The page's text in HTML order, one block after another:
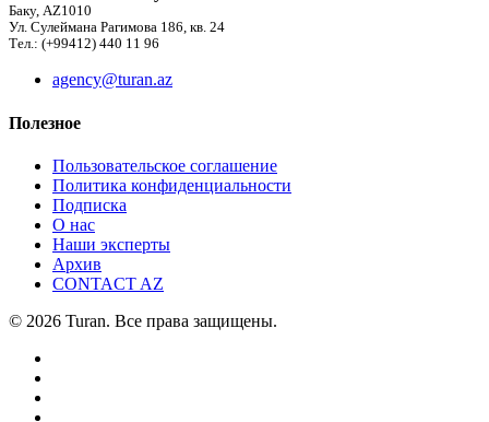
Баку, AZ1010
Ул. Сулеймана Рагимова 186, кв. 24
Тел.: (+99412) 440 11 96
agency@turan.az
Полезное
Пользовательское соглашение
Политика конфиденциальности
Подписка
О нас
Наши эксперты
Архив
CONTACT AZ
© 2026 Turan. Все права защищены.